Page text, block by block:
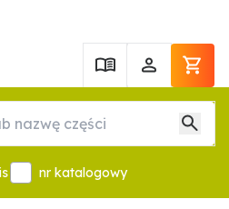
nr katalogowy